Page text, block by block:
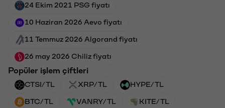
24 Ekim 2021 PSG fiyatı
10 Haziran 2026 Aevo fiyatı
11 Temmuz 2026 Algorand fiyatı
26 may 2026 Chiliz fiyatı
Popüler işlem çiftleri
CTSI/TL XRP/TL HYPE/TL
BTC/TL VANRY/TL KITE/TL